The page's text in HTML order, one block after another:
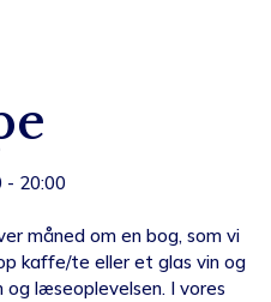
- 20:00
måned om en bog, som vi
kaffe/te eller et glas vin og
læseoplevelsen. I vores